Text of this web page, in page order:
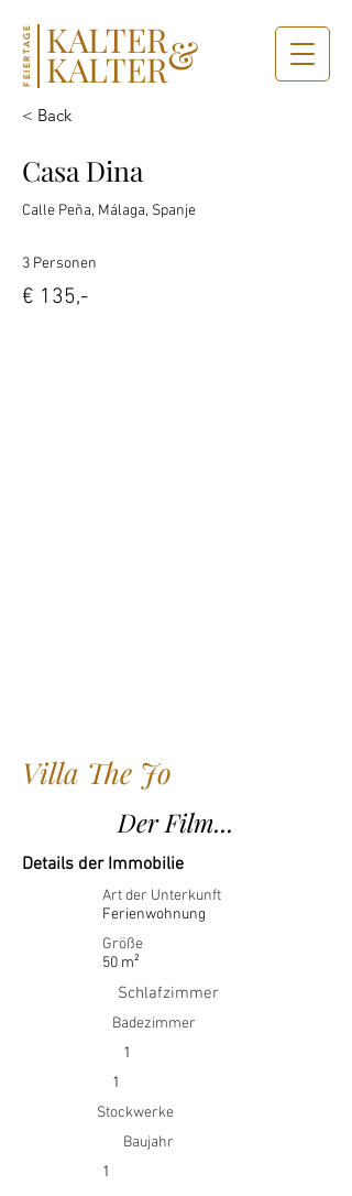
KALTER
KALTER
FEIERTAGE &
< Back
Casa Dina
Calle Peña, Málaga, Spanje
3 Personen
€ 135,-
Villa The Jo
Der Film...
Details der Immobilie
Art der Unterkunft
Ferienwohnung
Größe
50 m²
Schlafzimmer
Badezimmer
1
1
Stockwerke
Baujahr
1